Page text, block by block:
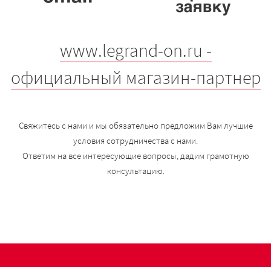
www.legrand-on.ru -
официальный магазин-партнер
Свяжитесь с нами и мы обязательно предложим Вам лучшие
условия сотрудничества с нами.
Ответим на все интересующие вопросы, дадим грамотную
консультацию.